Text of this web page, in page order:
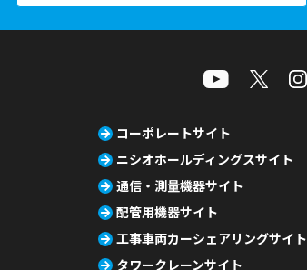
コーポレートサイト
ニシオホールディングスサイト
通信・測量機器サイト
配管用機器サイト
工事車両カーシェアリングサイト
タワークレーンサイト